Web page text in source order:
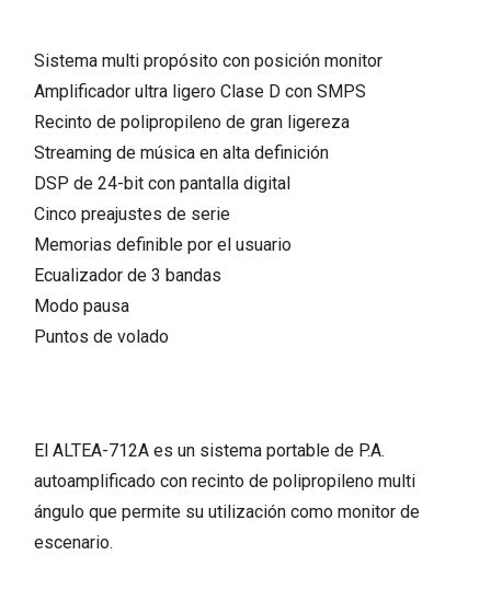
Sistema multi propósito con posición monitor
Amplificador ultra ligero Clase D con SMPS
Recinto de polipropileno de gran ligereza
Streaming de música en alta definición
DSP de 24-bit con pantalla digital
Cinco preajustes de serie
Memorias definible por el usuario
Ecualizador de 3 bandas
Modo pausa
Puntos de volado
El ALTEA-712A es un sistema portable de P.A.
autoamplificado con recinto de polipropileno multi
ángulo que permite su utilización como monitor de
escenario.